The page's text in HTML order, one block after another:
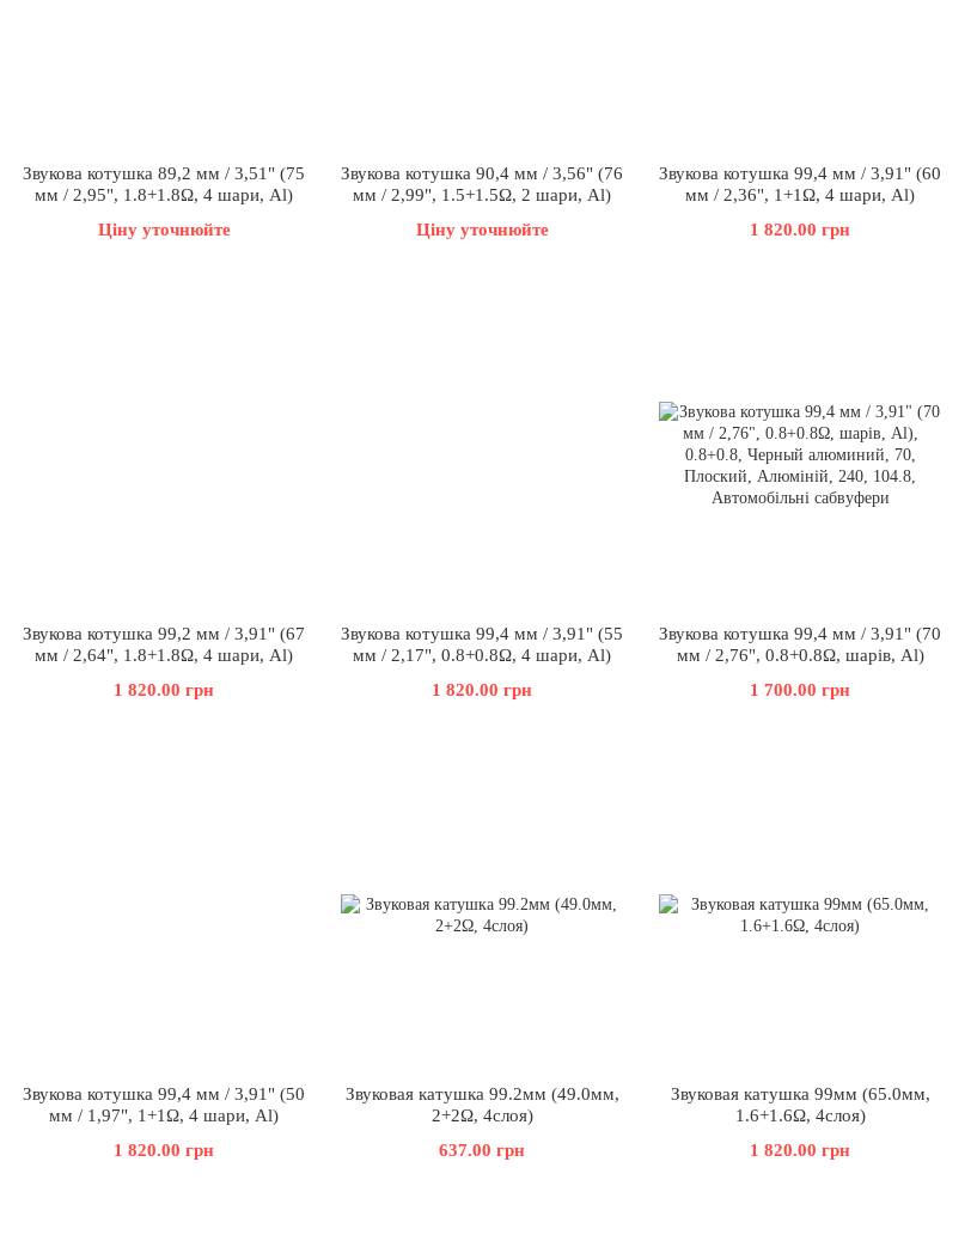
Звукова котушка 89,2 мм / 3,51" (75
мм / 2,95", 1.8+1.8Ω, 4 шари, Al)
Ціну уточнюйте
Звукова котушка 90,4 мм / 3,56" (76
мм / 2,99", 1.5+1.5Ω, 2 шари, Al)
Ціну уточнюйте
Звукова котушка 99,4 мм / 3,91" (60
мм / 2,36", 1+1Ω, 4 шари, Al)
1 820.00 грн
Звукова котушка 99,2 мм / 3,91" (67
мм / 2,64", 1.8+1.8Ω, 4 шари, Al)
1 820.00 грн
Звукова котушка 99,4 мм / 3,91" (55
мм / 2,17", 0.8+0.8Ω, 4 шари, Al)
1 820.00 грн
Звукова котушка 99,4 мм / 3,91" (70
мм / 2,76", 0.8+0.8Ω, шарів, Al)
1 700.00 грн
Звукова котушка 99,4 мм / 3,91" (50
мм / 1,97", 1+1Ω, 4 шари, Al)
1 820.00 грн
Звуковая катушка 99.2мм (49.0мм,
2+2Ω, 4слоя)
637.00 грн
Звуковая катушка 99мм (65.0мм,
1.6+1.6Ω, 4слоя)
1 820.00 грн